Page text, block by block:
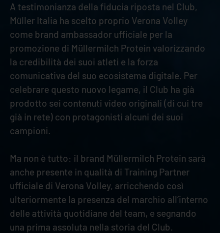
A testimonianza della fiducia riposta nel Club,
Müller Italia ha scelto proprio Verona Volley
come brand ambassador ufficiale per la
promozione di Müllermilch Protein valorizzando
la credibilità dei suoi atleti e la forza
comunicativa del suo ecosistema digitale. Per
celebrare questo nuovo legame, il Club ha già
prodotto sei contenuti video originali (di cui tre
già in rete) con protagonisti alcuni dei suoi
campioni.
Ma non è tutto: il brand Müllermilch Protein sarà
anche presente in qualità di Training Partner
ufficiale di Verona Volley, arricchendo così
ulteriormente la presenza del marchio all’interno
delle attività quotidiane del team, e segnando
una prima assoluta nella storia del Club.